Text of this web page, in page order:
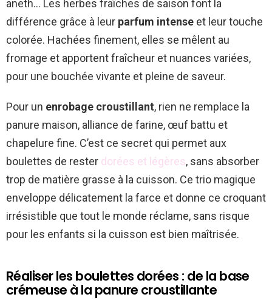
aneth… Les herbes fraîches de saison font la
différence grâce à leur parfum intense et leur touche
colorée. Hachées finement, elles se mêlent au
fromage et apportent fraîcheur et nuances variées,
pour une bouchée vivante et pleine de saveur.
Pour un enrobage croustillant, rien ne remplace la
panure maison, alliance de farine, œuf battu et
chapelure fine. C’est ce secret qui permet aux
boulettes de rester dorées et légères, sans absorber
trop de matière grasse à la cuisson. Ce trio magique
enveloppe délicatement la farce et donne ce croquant
irrésistible que tout le monde réclame, sans risque
pour les enfants si la cuisson est bien maîtrisée.
Réaliser les boulettes dorées : de la base
crémeuse à la panure croustillante